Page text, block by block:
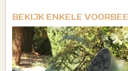
BEKIJK ENKELE